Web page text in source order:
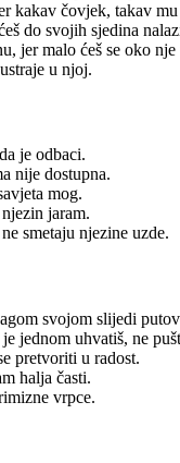
kakav čovjek, takav
do svojih sjedina
jer malo ćeš se oko
u njoj.
je odbaci.
nije dostupna.
mog.
jaram.
smetaju njezine uzde.
svojom slijedi
jednom uhvatiš, ne
pretvoriti u radost.
halja časti.
vrpce.